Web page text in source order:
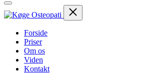
Forside
Priser
Om os
Viden
Kontakt